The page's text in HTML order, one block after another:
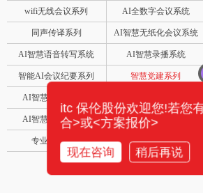
wifi无线会议系列 AI全数字会议系统
同声传译系列 AI智慧无纸化会议系统
AI智慧语音转写系统 AI智慧录播系统
智能AI会议纪要系列 智慧党建系列
AI智慧88广播系统
AI智慧声光影系统 轻松悦唱KT系列
专业音箱系列 智慧影片放映系统
itc 保伦股份欢迎您!若您
合>或<方案报价>
现在咨询 稍后再说